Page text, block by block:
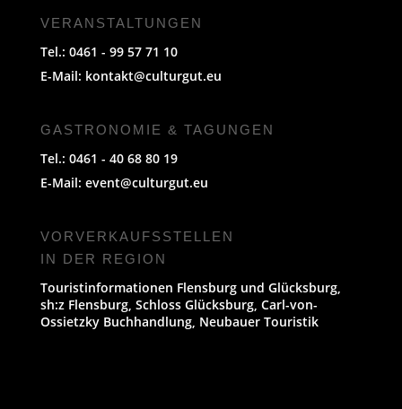
VERANSTALTUNGEN
Tel.: 0461 - 99 57 71 10
E-Mail: kontakt@culturgut.eu
GASTRONOMIE & TAGUNGEN
Tel.: 0461 - 40 68 80 19
E-Mail: event@culturgut.eu
VORVERKAUFS­STELLEN
IN DER REGION
Touristinformationen Flensburg und Glücksburg,
sh:z Flensburg, Schloss Glücksburg, Carl-von-
Ossietzky Buchhandlung, Neubauer Touristik